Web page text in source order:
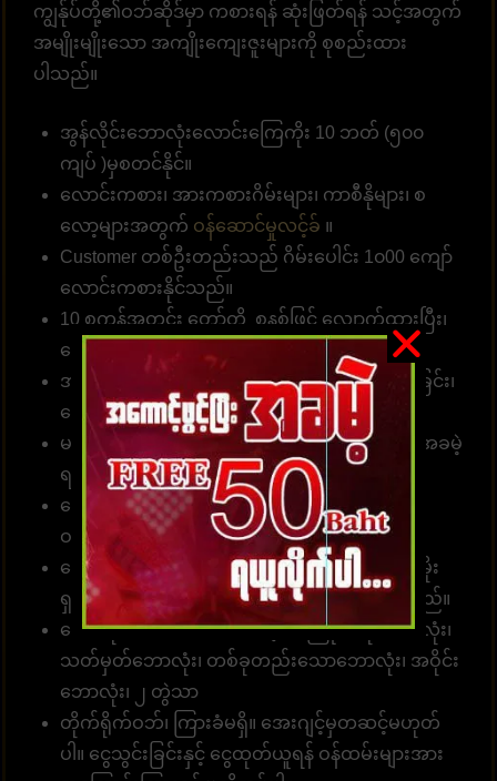
ကျွန်ုပ်တို့၏ဝဘ်ဆိုဒ်မှာ ကစားရန် ဆုံးဖြတ်ရန် သင့်အတွက်
အမျိုးမျိုးသော အကျိုးကျေးဇူးများကို စုစည်းထား
ပါသည်။
အွန်လိုင်းဘောလုံးလောင်းကြေကိုး 10 ဘတ် (၅၀၀
ကျပ် )မှစတင်နိုင်။
လောင်းကစား၊ အားကစားဂိမ်းများ၊ ကာစီနိုများ၊ စ
လော့များအတွက် ဝန်ဆောင်မှုလင့်ခ် ။
Customer တစ်ဦးတည်းသည် ဂိမ်းပေါင်း 1၀00 ကျော်
လောင်းကစားနိုင်သည်။
10 စက္ကန့်အတွင်း တော်တို စနစ်ဖြင့် လျှောက်ထားပြီး၊
ငွေသွင်း၊ ငွေထုတ်နိုင်ပါတယ်။
အမှန်အကန်ငွေပေးချေခြင်း၊ လျှင်မြန်သောငွေလွှဲခြင်း၊
ငွေကြေးယုံကြည်စိတ်ချခြင်း။
မန်ဘာ အသစ်အတွက် လျှောက်ထားပါ၊ ခရက်ဒစ်အခမဲ့
ရယူပါ၊ အမှန်တကယ်ငွေကို ပေးချရပါမယ်။
ခေါ်ဆိုရေးစင်တာအဖွဲ့သည် တစ်နေ့လျှင် 24 နာရီ
ဝန်ဆောင်မှုရရှိနိုင်သည်။
ဘောနပ်စ်များ၊ အခမဲ့ ခရက်ဒစ်များနှင့် အခြားပရိုမိုး
ရှင်းများစွာကို ပေးဆောင်ရန် လှုပ်ရှားမှုများရှိပါသည်။
ဘောလုံးလောင်းကစားအဆင့်၊ အကြိုက်ဆုံးဘောလုံး၊
သတ်မှတ်ဘောလုံး၊ တစ်ခုတည်းသောဘောလုံး၊ အဝိုင်း
ဘောလုံး၊ ၂ တွဲသာ
တိုက်ရိုက်ဝဘ်၊ ကြားခံမရှိ။ အေးဂျင့်မှတဆင့်မဟုတ်
ပါ။ ငွေသွင်းခြင်းနှင့် ငွေထုတ်ယူရန် ဝန်ထမ်းများအား